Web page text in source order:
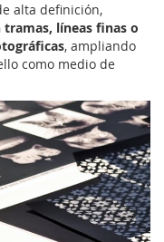
alta definición,
tramas, líneas finas o
, ampliando
como medio de